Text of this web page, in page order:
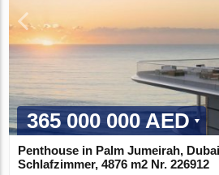
365 000 000 AED
Penthouse in Palm Jumeirah,
Schlafzimmer, 4876 m2 Nr. 226912